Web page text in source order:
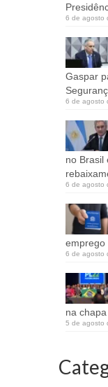
6 de agosto
Gaspar
6 de agosto
no Brasil
6 de agosto
emprego
6 de agosto
na
5 de agosto